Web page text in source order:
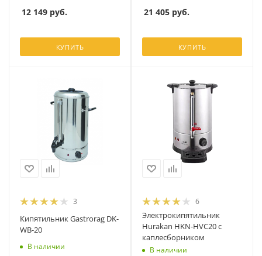
12 149 руб.
КУПИТЬ
21 405 руб.
КУПИТЬ
3
Кипятильник Gastrorag DK-
WB-20
В наличии
6
Электрокипятильник
Hurakan HKN-HVC20 с
каплесборником
В наличии